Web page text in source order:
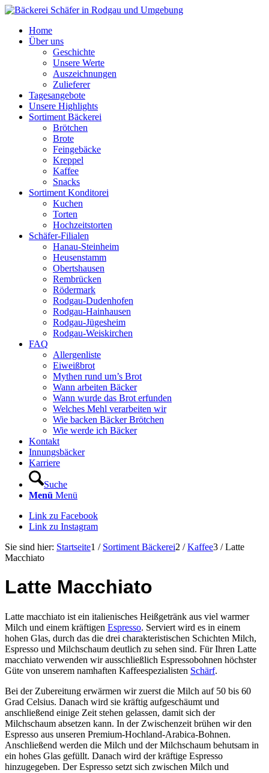
Home
Über uns
Geschichte
Unsere Werte
Auszeichnungen
Zulieferer
Tagesangebote
Unsere Highlights
Sortiment Bäckerei
Brötchen
Brote
Feingebäcke
Kreppel
Kaffee
Snacks
Sortiment Konditorei
Kuchen
Torten
Hochzeitstorten
Schäfer-Filialen
Hanau-Steinheim
Heusenstamm
Obertshausen
Rembrücken
Rödermark
Rodgau-Dudenhofen
Rodgau-Hainhausen
Rodgau-Jügesheim
Rodgau-Weiskirchen
FAQ
Allergenliste
Eiweißbrot
Mythen rund um’s Brot
Wann arbeiten Bäcker
Wann wurde das Brot erfunden
Welches Mehl verarbeiten wir
Wie backen Bäcker Brötchen
Wie werde ich Bäcker
Kontakt
Innungsbäcker
Karriere
Suche
Menü Menü
Link zu Facebook
Link zu Instagram
Sie sind hier: Startseite1 / Sortiment Bäckerei2 / Kaffee3 / Latte
Macchiato
Latte Macchiato
Latte macchiato ist ein italienisches Heißgetränk aus viel warmer
Milch und einem kräftigen Espresso. Serviert wird es in einem
hohen Glas, durch das die drei charakteristischen Schichten Milch,
Espresso und Milchschaum deutlich zu sehen sind. Für Ihren Latte
macchiato verwenden wir ausschließlich Espressobohnen höchster
Güte von unserem namhaften Kaffeespezialisten Schärf.
Bei der Zubereitung erwärmen wir zuerst die Milch auf 50 bis 60
Grad Celsius. Danach wird sie kräftig aufgeschäumt und
anschließend einige Zeit stehen gelassen, damit sich der
Milchschaum absetzen kann. In der Zwischenzeit brühen wir den
Espresso aus unseren Premium-Hochland-Arabica-Bohnen.
Anschließend werden die Milch und der Milchschaum behutsam in
ein hohes Glas gefüllt. Danach wird der kräftige Espresso
hinzugegeben. Der Espresso setzt sich zwischen Milch und